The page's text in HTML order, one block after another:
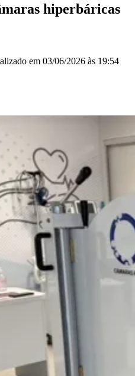
sua região
Chácaras MarcoCidades da
Aldeinha
Parque dos
Luzia Parque Viana
de
Vila Barros Vila Boa Vista
MárciaVila Nossa Sra. da
Itapevi
Caieiras
Franco da
hiperbáricas
em 03/06/2026 às 19:54